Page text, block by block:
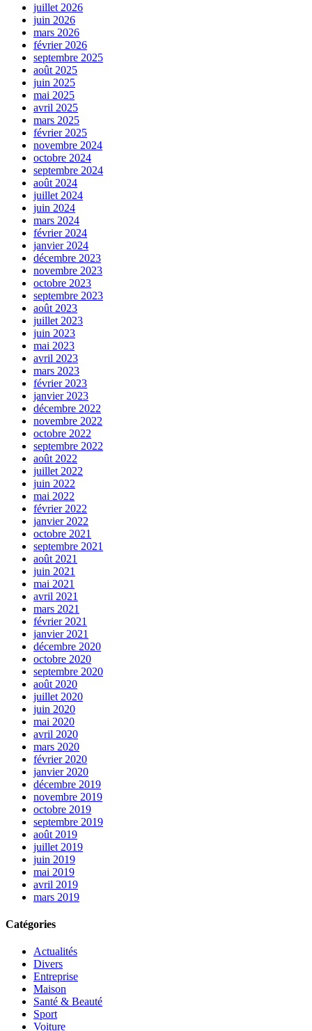
juillet 2026
juin 2026
mars 2026
février 2026
septembre 2025
août 2025
juin 2025
mai 2025
avril 2025
mars 2025
février 2025
novembre 2024
octobre 2024
septembre 2024
août 2024
juillet 2024
juin 2024
mars 2024
février 2024
janvier 2024
décembre 2023
novembre 2023
octobre 2023
septembre 2023
août 2023
juillet 2023
juin 2023
mai 2023
avril 2023
mars 2023
février 2023
janvier 2023
décembre 2022
novembre 2022
octobre 2022
septembre 2022
août 2022
juillet 2022
juin 2022
mai 2022
février 2022
janvier 2022
octobre 2021
septembre 2021
août 2021
juin 2021
mai 2021
avril 2021
mars 2021
février 2021
janvier 2021
décembre 2020
octobre 2020
septembre 2020
août 2020
juillet 2020
juin 2020
mai 2020
avril 2020
mars 2020
février 2020
janvier 2020
décembre 2019
novembre 2019
octobre 2019
septembre 2019
août 2019
juillet 2019
juin 2019
mai 2019
avril 2019
mars 2019
Catégories
Actualités
Divers
Entreprise
Maison
Santé & Beauté
Sport
Voiture